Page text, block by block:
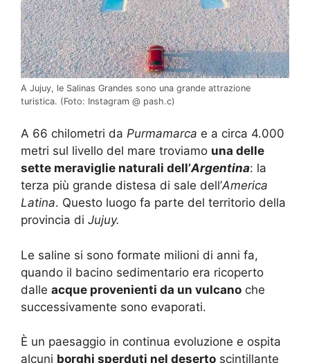
A Jujuy, le Salinas Grandes sono una grande attrazione
turistica. (Foto: Instagram @ pash.c)
A 66 chilometri da Purmamarca e a circa 4.000
metri sul livello del mare troviamo una delle
sette meraviglie naturali dell’Argentina: la
terza più grande distesa di sale dell’America
Latina. Questo luogo fa parte del territorio della
provincia di Jujuy.
Le saline si sono formate milioni di anni fa,
quando il bacino sedimentario era ricoperto
dalle acque provenienti da un vulcano che
successivamente sono evaporati.
È un paesaggio in continua evoluzione e ospita
alcuni borghi sperduti nel deserto scintillante